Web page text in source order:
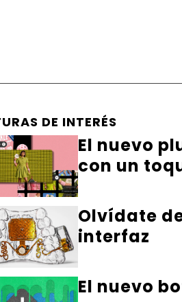
DE INTERÉS
El nuevo
con un
Olvídate
interfaz
El nuevo